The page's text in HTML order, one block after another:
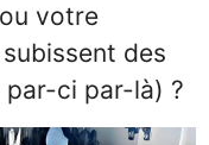
votre
des
ci par-là) ?